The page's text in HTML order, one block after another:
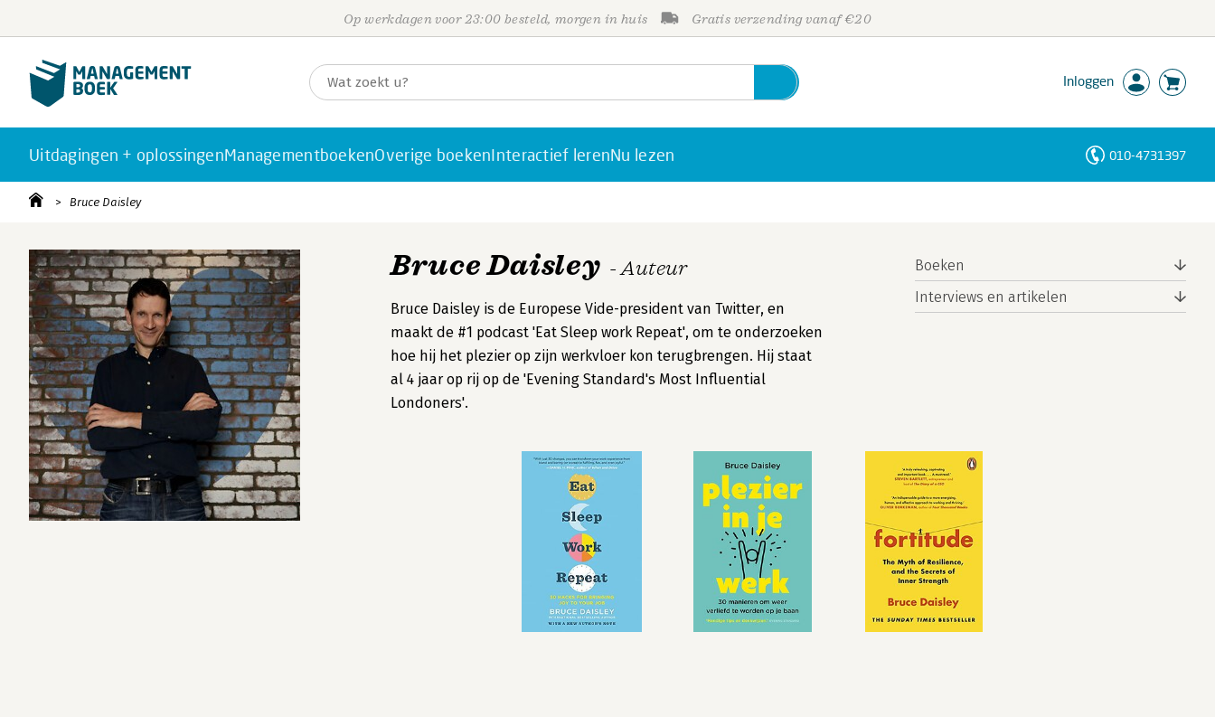
Op werkdagen voor 23:00 besteld, morgen in huis Gratis verzending vanaf €20
Inloggen
Uitdagingen + oplossingenManagementboekenOverige boekenInteractief lerenNu lezen 010-4731397
Bruce Daisley
Bruce Daisley - Auteur
Bruce Daisley is de Europese Vide-president van Twitter, en
maakt de #1 podcast 'Eat Sleep work Repeat', om te onderzoeken
hoe hij het plezier op zijn werkvloer kon terugbrengen. Hij staat
al 4 jaar op rij op de 'Evening Standard's Most Influential
Londoners'.
Boeken
Interviews en artikelen
Personen